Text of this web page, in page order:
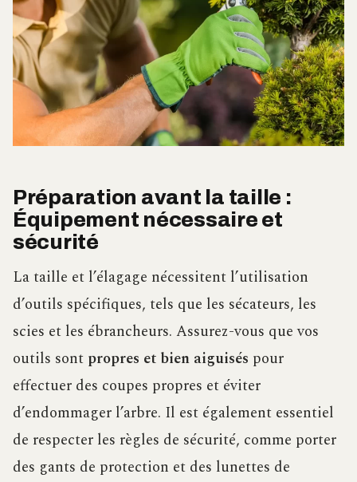
Préparation avant la taille :
Équipement nécessaire et
sécurité
La taille et l’élagage nécessitent l’utilisation
d’outils spécifiques, tels que les sécateurs, les
scies et les ébrancheurs. Assurez-vous que vos
outils sont propres et bien aiguisés pour
effectuer des coupes propres et éviter
d’endommager l’arbre. Il est également essentiel
de respecter les règles de sécurité, comme porter
des gants de protection et des lunettes de